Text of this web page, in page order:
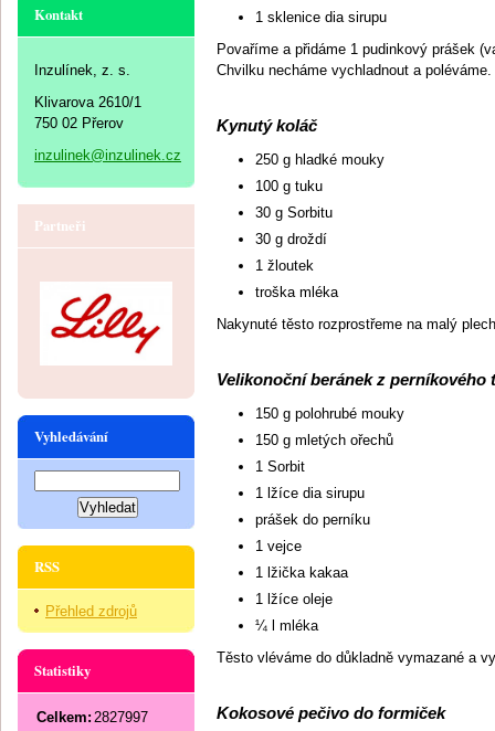
1 sklenice dia sirupu
Povaříme a přidáme 1 pudinkový prášek
Chvilku necháme vychladnout a poléváme.
Kynutý koláč
250 g hladké mouky
100 g tuku
30 g Sorbitu
30 g droždí
1 žloutek
troška mléka
Nakynuté těsto rozprostřeme na malý
Velikonoční beránek z perníkového
150 g polohrubé mouky
150 g mletých ořechů
1 Sorbit
1 lžíce dia sirupu
prášek do perníku
1 vejce
1 lžička kakaa
1 lžíce oleje
¼ l mléka
Těsto vléváme do důkladně vymazané a
Kokosové pečivo do formiček
Kontakt
Inzulínek, z. s.
Klivarova 2610/1
750 02 Přerov
inzulinek@inzulinek.cz
Partneři
Vyhledávání
RSS
Přehled zdrojů
Statistiky
Celkem: 2827997